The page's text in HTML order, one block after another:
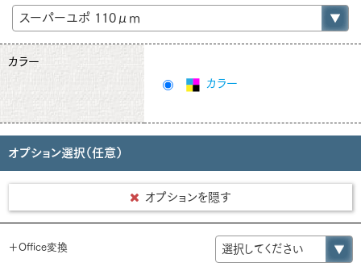
カラー
カラー
オプション選択（任意）
オプションを隠す
＋Office変換